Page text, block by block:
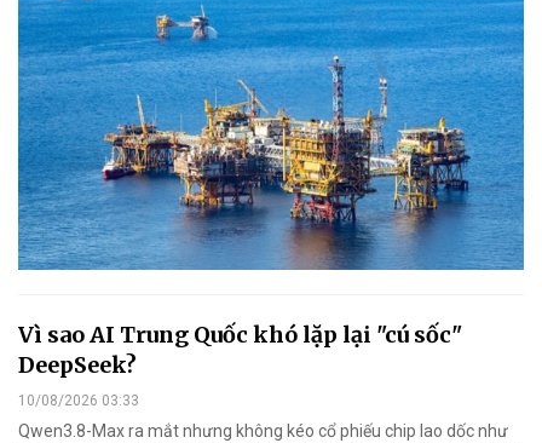
Vì sao AI Trung Quốc khó lặp lại "cú sốc"
DeepSeek?
10/08/2026 03:33
Qwen3.8-Max ra mắt nhưng không kéo cổ phiếu chip lao dốc như